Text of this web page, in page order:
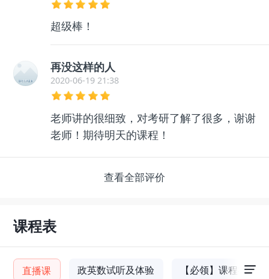
超级棒！
再没这样的人
2020-06-19 21:38
老师讲的很细致，对考研了解了很多，谢谢
老师！期待明天的课程！
查看全部评价
课程表
直播课 政英数试听及体验 【必领】课程福利